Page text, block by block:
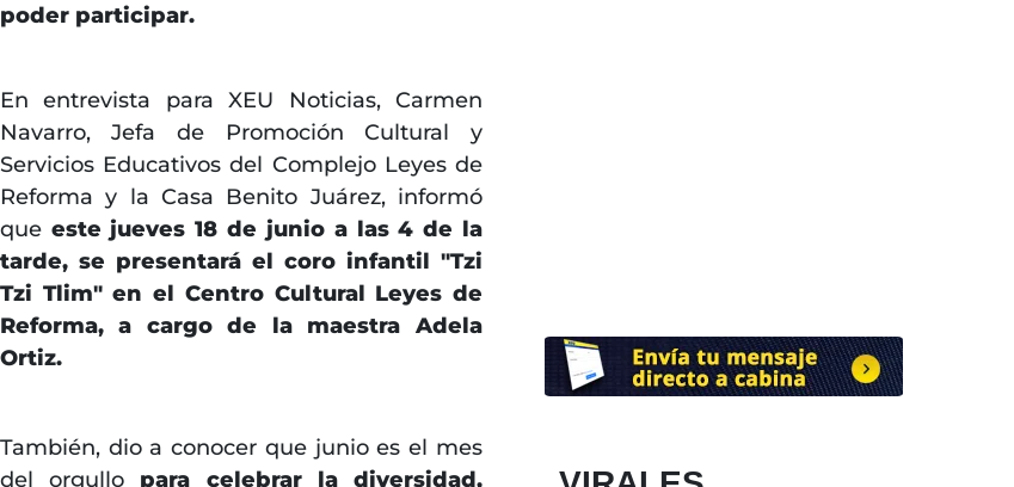
poder participar.
En entrevista para XEU Noticias, Carmen
Navarro, Jefa de Promoción Cultural y
Servicios Educativos del Complejo Leyes de
Reforma y la Casa Benito Juárez, informó
queeste jueves 18 de junio a las 4 de la
tarde, se presentará el coro infantil "Tzi
Tzi Tlim" en el Centro Cultural Leyes de
Reforma, a cargo de la maestra Adela
Ortiz.
También, dio a conocer que junio es el mes
del orgullo para celebrar la diversidad,